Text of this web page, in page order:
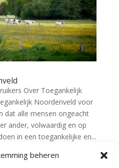
beheren
Over Toegankelijk
Noordenveld voor
dat alle mensen ongeacht
ander, volwaardig en op
in een toegankelijke en...